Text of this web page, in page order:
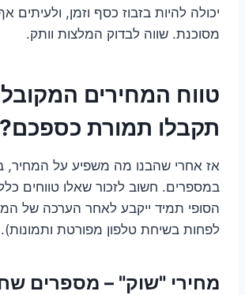
יכולה להיות בזבוז כסף וזמן, ולעיתים
מסוכנת. שווה לבדוק המלצות וותק.
טווח המחירים
תקבלו תמורת כספכם?
אז אחרי שהבנו מה משפיע על המחיר,
במספרים. חשוב לזכור שאלו טווחים
הסופי תמיד ייקבע לאחר הערכה של
לפחות בשיחת טלפון מפורטת ותמונות).
מחירי "שוק" – מספרים